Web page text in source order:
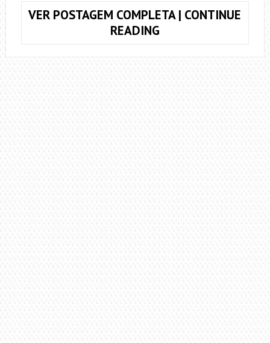
VER POSTAGEM COMPLETA | CONTINUE
READINGCOMO
UM
ACORDE
MAIOR
EM
MENOR